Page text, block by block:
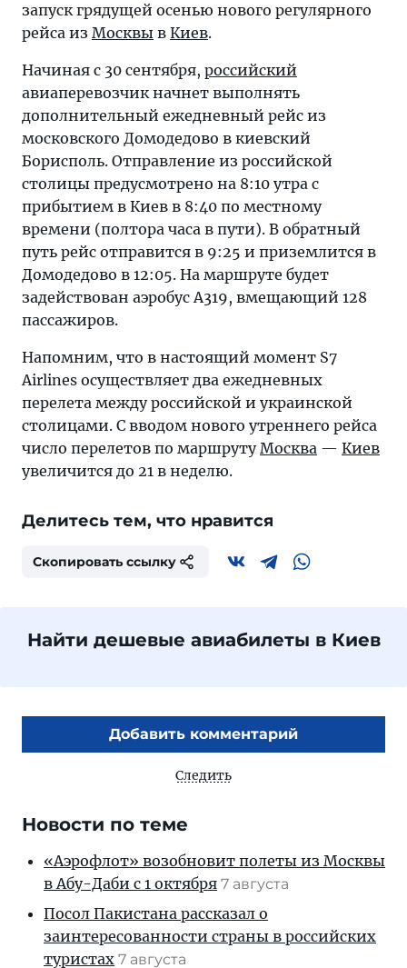
запуск грядущей осенью нового регулярного
рейса из Москвы в Киев.
Начиная с 30 сентября, российский
авиаперевозчик начнет выполнять
дополнительный ежедневный рейс из
московского Домодедово в киевский
Борисполь. Отправление из российской
столицы предусмотрено на 8:10 утра с
прибытием в Киев в 8:40 по местному
времени (полтора часа в пути). В обратный
путь рейс отправится в 9:25 и приземлится в
Домодедово в 12:05. На маршруте будет
задействован аэробус A319, вмещающий 128
пассажиров.
Напомним, что в настоящий момент S7
Airlines осуществляет два ежедневных
перелета между российской и украинской
столицами. С вводом нового утреннего рейса
число перелетов по маршрутуМосква — Киев
увеличится до 21 в неделю.
Делитесь тем, что нравится
Скопировать ссылку
Найти дешевые авиабилеты в Киев
Добавить комментарий
Следить
Новости по теме
«Аэрофлот» возобновит полеты из Москвы
в Абу-Даби с 1 октября 7 августа
Посол Пакистана рассказал о
заинтересованности страны в российских
туристах 7 августа